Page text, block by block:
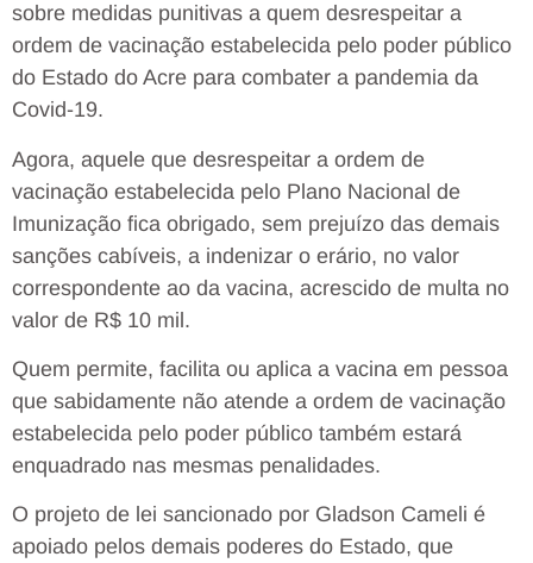
sobre medidas punitivas a quem desrespeitar a
ordem de vacinação estabelecida pelo poder público
do Estado do Acre para combater a pandemia da
Covid-19.
Agora, aquele que desrespeitar a ordem de
vacinação estabelecida pelo Plano Nacional de
Imunização fica obrigado, sem prejuízo das demais
sanções cabíveis, a indenizar o erário, no valor
correspondente ao da vacina, acrescido de multa no
valor de R$ 10 mil.
Quem permite, facilita ou aplica a vacina em pessoa
que sabidamente não atende a ordem de vacinação
estabelecida pelo poder público também estará
enquadrado nas mesmas penalidades.
O projeto de lei sancionado por Gladson Cameli é
apoiado pelos demais poderes do Estado, que